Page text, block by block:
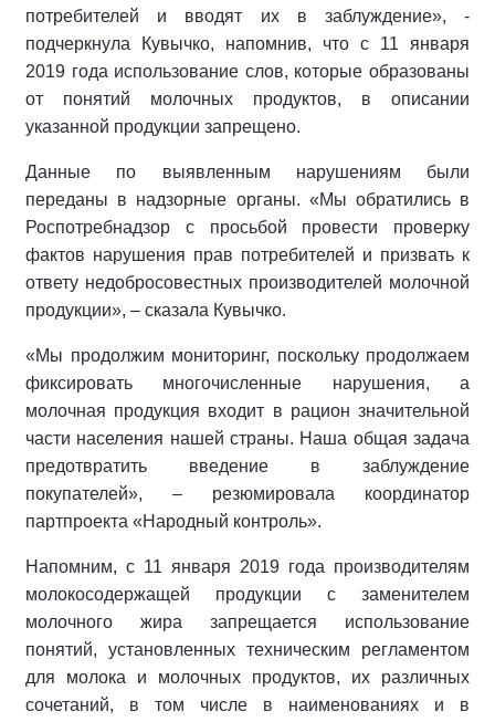
потребителей и вводят их в заблуждение», -
подчеркнула Кувычко, напомнив, что с 11 января
2019 года использование слов, которые образованы
от понятий молочных продуктов, в описании
указанной продукции запрещено.
Данные по выявленным нарушениям были
переданы в надзорные органы. «Мы обратились в
Роспотребнадзор с просьбой провести проверку
фактов нарушения прав потребителей и призвать к
ответу недобросовестных производителей молочной
продукции», – сказала Кувычко.
«Мы продолжим мониторинг, поскольку продолжаем
фиксировать многочисленные нарушения, а
молочная продукция входит в рацион значительной
части населения нашей страны. Наша общая задача
предотвратить введение в заблуждение
покупателей», – резюмировала координатор
партпроекта «Народный контроль».
Напомним, с 11 января 2019 года производителям
молокосодержащей продукции с заменителем
молочного жира запрещается использование
понятий, установленных техническим регламентом
для молока и молочных продуктов, их различных
сочетаний, в том числе в наименованиях и в